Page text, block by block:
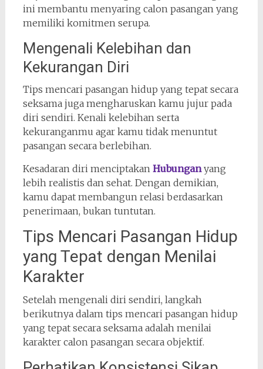
ini membantu menyaring calon pasangan yang
memiliki komitmen serupa.
Mengenali Kelebihan dan
Kekurangan Diri
Tips mencari pasangan hidup yang tepat secara
seksama juga mengharuskan kamu jujur pada
diri sendiri. Kenali kelebihan serta
kekuranganmu agar kamu tidak menuntut
pasangan secara berlebihan.
Kesadaran diri menciptakan Hubunganyang
lebih realistis dan sehat. Dengan demikian,
kamu dapat membangun relasi berdasarkan
penerimaan, bukan tuntutan.
Tips Mencari Pasangan Hidup
yang Tepat dengan Menilai
Karakter
Setelah mengenali diri sendiri, langkah
berikutnya dalam tips mencari pasangan hidup
yang tepat secara seksama adalah menilai
karakter calon pasangan secara objektif.